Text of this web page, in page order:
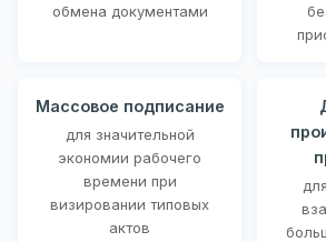
обмена документами
Массовое подписание
для значительной
экономии рабочего
времени при
визировании типовых
актов